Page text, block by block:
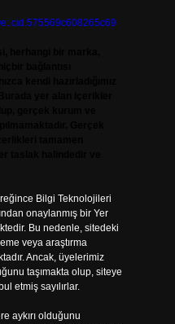
Bilgi Teknolojileri
onaylanmış bir Yer
Bu nedenle, sitedeki
veya araştırma
Ancak, üyelerimiz
taşımakta olup, siteye
etmiş sayılırlar.
aykırı olduğunu